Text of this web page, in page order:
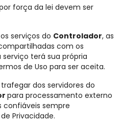
força da lei devem ser
serviços do Controlador, as
com os
terá sua própria
de Uso para ser aceita.
dos servidores do
para processamento externo
confiáveis sempre
Privacidade.